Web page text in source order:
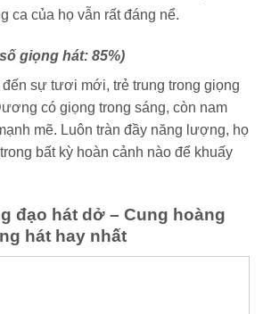
ca của họ vẫn rất đáng nể.
giọng hát: 85%)
sự tươi mới, trẻ trung trong giọng
có giọng trong sáng, còn nam
mẽ. Luôn tràn đầy năng lượng, họ
bất kỳ hoàn cảnh nào để khuấy
đạo hát dở – Cung hoàng
hát hay nhất